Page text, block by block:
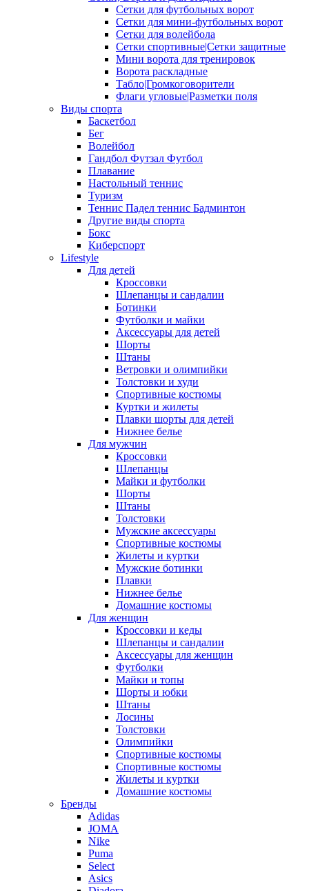
Сетки для футбольных ворот
Сетки для мини-футбольных ворот
Сетки для волейбола
Сетки спортивные|Сетки защитные
Мини ворота для тренировок
Ворота раскладные
Табло|Громкоговорители
Флаги угловые|Разметки поля
Виды спорта
Баскетбол
Бег
Волейбол
Гандбол Футзал Футбол
Плавание
Настольный теннис
Туризм
Теннис Падел теннис Бадминтон
Другие виды спорта
Бокс
Киберспорт
Lifestyle
Для детей
Кроссовки
Шлепанцы и сандалии
Ботинки
Футболки и майки
Аксессуары для детей
Шорты
Штаны
Ветровки и олимпийки
Толстовки и худи
Спортивные костюмы
Куртки и жилеты
Плавки шорты для детей
Нижнее белье
Для мужчин
Кроссовки
Шлепанцы
Майки и футболки
Шорты
Штаны
Толстовки
Мужские аксессуары
Спортивные костюмы
Жилеты и куртки
Мужские ботинки
Плавки
Нижнее белье
Домашние костюмы
Для женщин
Кроссовки и кеды
Шлепанцы и сандалии
Аксессуары для женщин
Футболки
Майки и топы
Шорты и юбки
Штаны
Лосины
Толстовки
Олимпийки
Спортивные костюмы
Спортивные костюмы
Жилеты и куртки
Домашние костюмы
Бренды
Adidas
JOMA
Nike
Puma
Select
Asics